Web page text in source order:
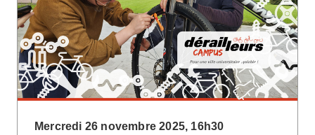
Mercredi 26 novembre 2025, 16h30